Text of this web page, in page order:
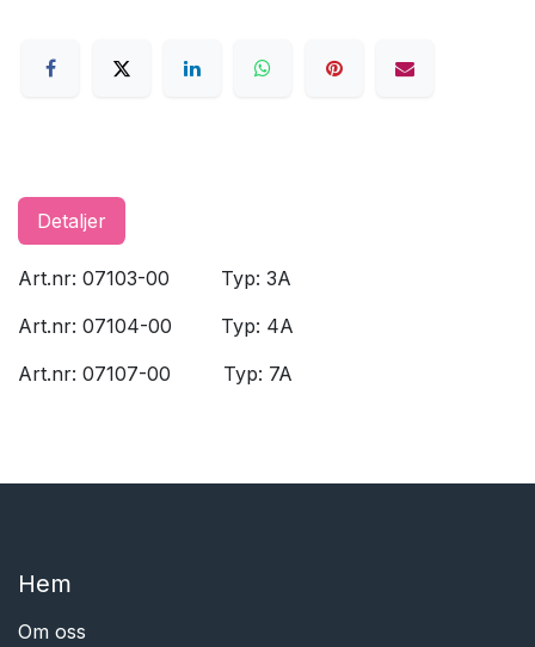
Detaljer
Art.nr: 07103-00
​Typ: 3A
Art.nr: 07104-00
​Typ: 4A
Art.nr: 07107-00
​Typ: 7A
Hem​​
Om oss